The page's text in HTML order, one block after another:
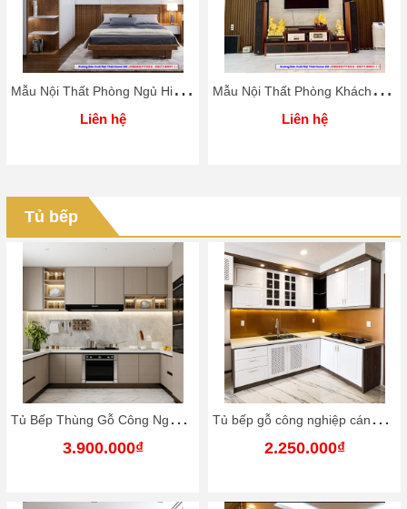
M
ẫu Nội Thất Phòng Ngủ Hiện Đại
Liên hệ
M
ẫu Nội Thất Phòng Khách Đẹp
Liên hệ
Tủ bếp
T
ủ Bếp Thùng Gỗ Công Nghiệp - Cánh Phun Sơn (MTS08)
3.900.000₫
T
ủ bếp gỗ công nghiệp cánh phủ sơn công
2.250.000₫